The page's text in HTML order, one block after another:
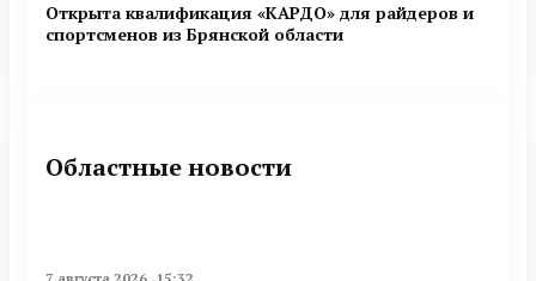
Открыта квалификация «КАРДО» для райдеров и
спортсменов из Брянской области
Областные новости